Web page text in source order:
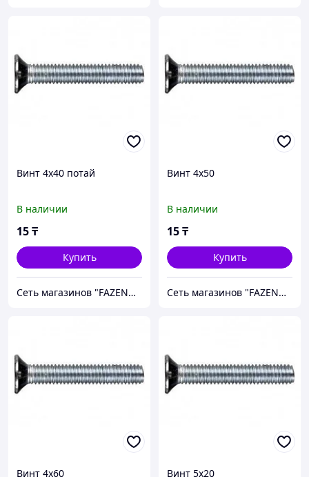
Винт 4х40 потай
В наличии
15₸
Купить
Сеть магазинов "FAZENDA" ТОО Инкомстрой
Винт 4х50
В наличии
15₸
Купить
Сеть магазинов "FAZENDA" ТОО Инкомстрой
Винт 4х60 Винт 5х20